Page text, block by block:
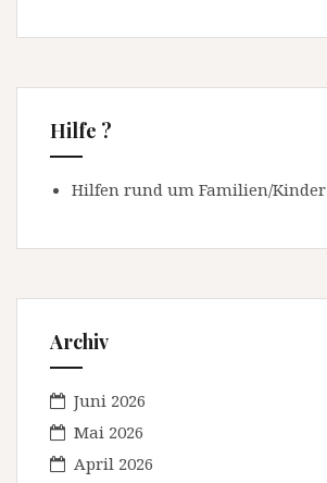
Hilfe ?
Hilfen rund um Familien/Kinder
Archiv
Juni 2026
Mai 2026
April 2026